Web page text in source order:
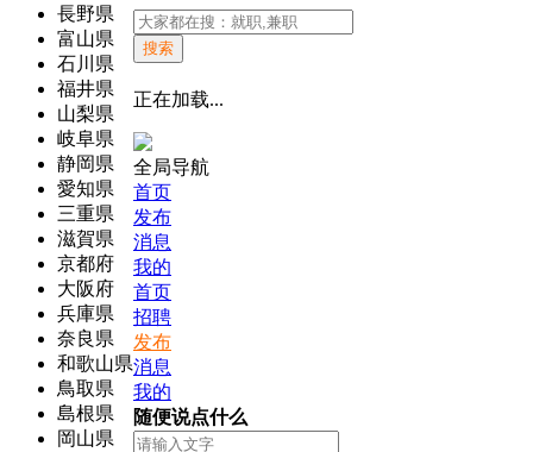
長野県
富山県
石川県
福井県
山梨県
岐阜県
静岡県
愛知県
三重県
滋賀県
京都府
大阪府
兵庫県
奈良県
和歌山県
鳥取県
島根県
岡山県
搜索
正在加载...
全局导航
首页
发布
消息
我的
首页
招聘
发布
消息
我的
随便说点什么